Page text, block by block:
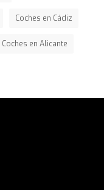
Coches en Cádiz
Coches en Alicante